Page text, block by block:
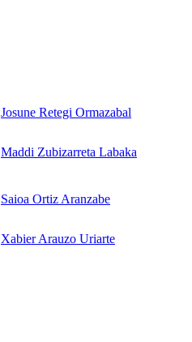
Josune Retegi Ormazabal
Maddi Zubizarreta Labaka
Saioa Ortiz Aranzabe
Xabier Arauzo Uriarte